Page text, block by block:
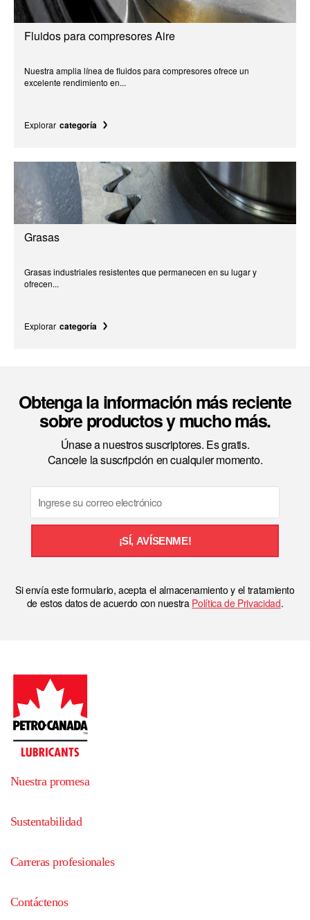
Fluidos para compresores Aire
Nuestra amplia línea de fluidos para compresores ofrece un
excelente rendimiento en...
Explorar categoría
Grasas
Grasas industriales resistentes que permanecen en su lugar y
ofrecen...
Explorar categoría
Obtenga la información más reciente
sobre productos y mucho más.
Únase a nuestros suscriptores. Es gratis.
Cancele la suscripción en cualquier momento.
¡SÍ, AVÍSENME!
Si envía este formulario, acepta el almacenamiento y el tratamiento
de estos datos de acuerdo con nuestra Política de Privacidad.
Nuestra promesa
Sustentabilidad
Carreras profesionales
Contáctenos